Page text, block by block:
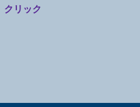
クリック